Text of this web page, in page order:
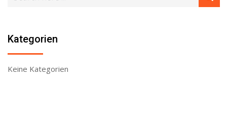
Kategorien
Keine Kategorien